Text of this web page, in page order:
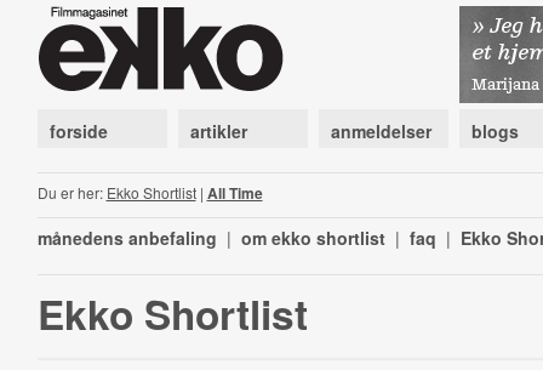
forside artikler anmeldelser blogs
Du er her: Ekko Shortlist| All Time
månedens anbefaling | om ekko shortlist | faq | Ekko
Ekko Shortlist